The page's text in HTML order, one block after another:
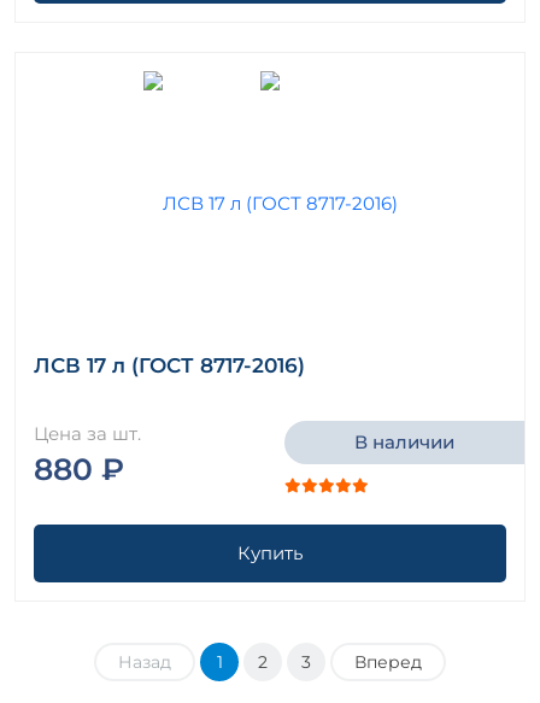
ЛСВ 17 л (ГОСТ 8717-2016)
Цена за шт.
880 ₽
В наличии
Купить
Назад 1 2 3 Вперед